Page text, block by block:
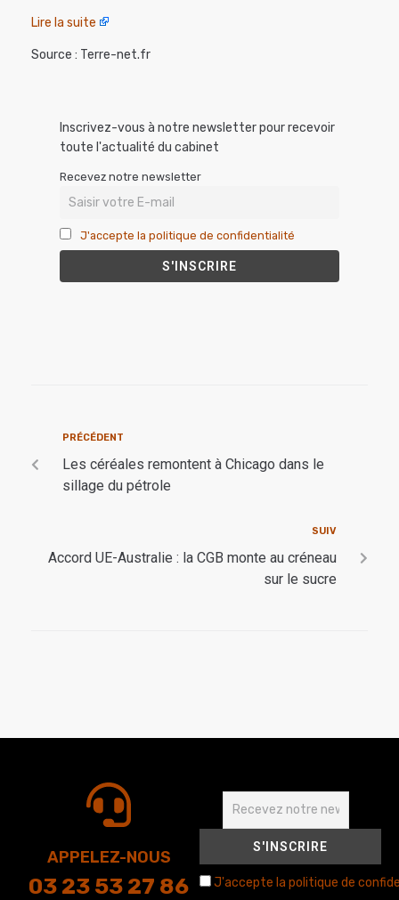
Lire la suite
Source : Terre-net.fr
Inscrivez-vous à notre newsletter pour recevoir
toute l'actualité du cabinet
Recevez notre newsletter
J'accepte la politique de confidentialité
PRÉCÉDENT
Les céréales remontent à Chicago dans le
sillage du pétrole
SUIV
Accord UE-Australie : la CGB monte au créneau
sur le sucre
APPELEZ-NOUS
03 23 53 27 86 J'accepte la politique de